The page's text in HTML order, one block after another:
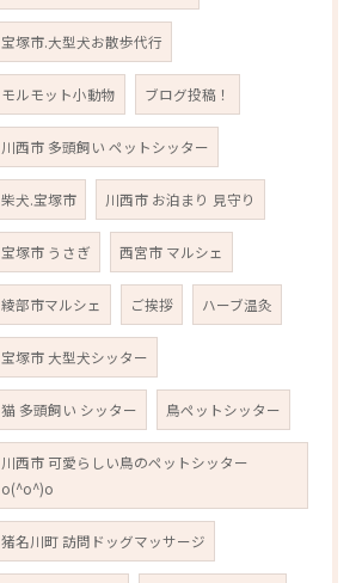
宝塚市.大型犬お散歩代行
モルモット小動物 ブログ投稿！
川西市 多頭飼い ペットシッター
柴犬.宝塚市 川西市 お泊まり 見守り
宝塚市 うさぎ 西宮市 マルシェ
綾部市マルシェ ご挨拶 ハーブ温灸
宝塚市 大型犬シッター
猫 多頭飼い シッター 鳥ペットシッター
川西市 可愛らしい鳥のペットシッター
o(^o^)o
猪名川町 訪問ドッグマッサージ